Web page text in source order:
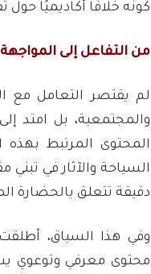
كونه خلافًا أكاديميًا حول
من التفاعل إلى المواجهة
لم يقتصر التعامل مع
والمجتمعية، بل امتد
المحتوى المرتبط بهذه
السياحة والآثار في تبني
دقيقة تتعلق بالحضارة
محتوى معرفي وتوعوي